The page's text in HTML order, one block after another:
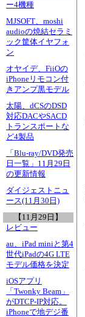
ー4機種
MJSOFT、moshi
audioの焼結セラミ
ック筐体イヤフォ
ン
オヤイデ、FiiOの
iPhoneリモコン付
きアンプ黒モデル
太陽、dCSのDSD
対応DACやSACD
トランスポートな
ど4製品
「Blu-ray/DVD発売
日一覧」11月29日
の更新情報
ダイジェストニュ
ース(11月30日)
【11月29日】
レビュー
au、iPad miniと第4
世代iPadの4G LTE
モデル価格を決定
iOSアプリ
「Twonky Beam」
がDTCP-IP対応。
iPhoneで地デジ番